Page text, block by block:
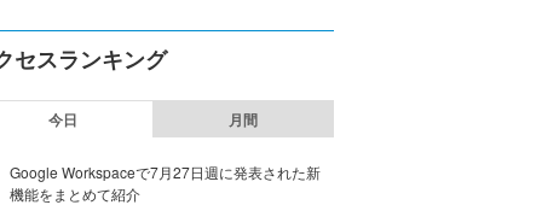
セスランキング
今日 月間
Google Workspaceで7月27日週に発表された新
機能をまとめて紹介